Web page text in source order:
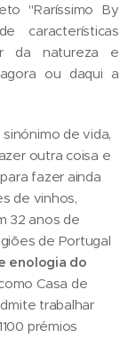
"Raríssimo By
características
da natureza e
ou daqui a
de vida,
outra coisa e
fazer ainda
de vinhos,
32 anos de
de Portugal
enologia do
Casa de
trabalhar
prémios